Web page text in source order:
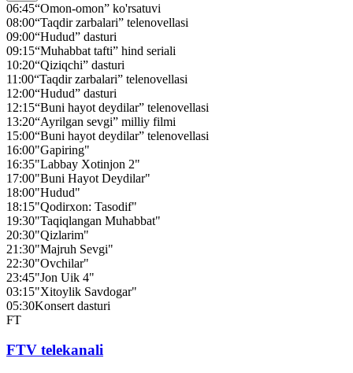
06:45“Omon-omon” ko'rsatuvi
08:00“Taqdir zarbalari” telenovellasi
09:00“Hudud” dasturi
09:15“Muhabbat tafti” hind seriali
10:20“Qiziqchi” dasturi
11:00“Taqdir zarbalari” telenovellasi
12:00“Hudud” dasturi
12:15“Buni hayot deydilar” telenovellasi
13:20“Ayrilgan sevgi” milliy filmi
15:00“Buni hayot deydilar” telenovellasi
16:00"Gapiring"
16:35"Labbay Xotinjon 2"
17:00"Buni Hayot Deydilar"
18:00"Hudud"
18:15"Qodirxon: Tasodif"
19:30"Taqiqlangan Muhabbat"
20:30"Qizlarim"
21:30"Majruh Sevgi"
22:30"Ovchilar"
23:45"Jon Uik 4"
03:15"Xitoylik Savdogar"
05:30Konsert dasturi
FT
FTV telekanali